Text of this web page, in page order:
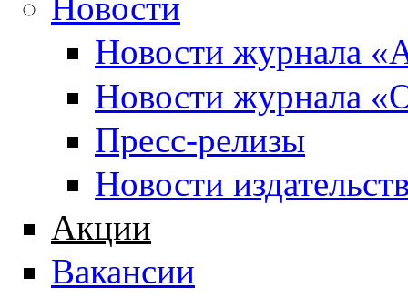
Новости
Новости журнала
Новости журнала
Пресс-релизы
Новости
Акции
Вакансии